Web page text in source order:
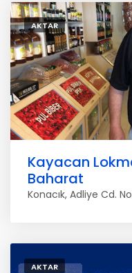
AKTAR
Kayacan
Baharat
Konacık, Adliye Cd.
AKTAR